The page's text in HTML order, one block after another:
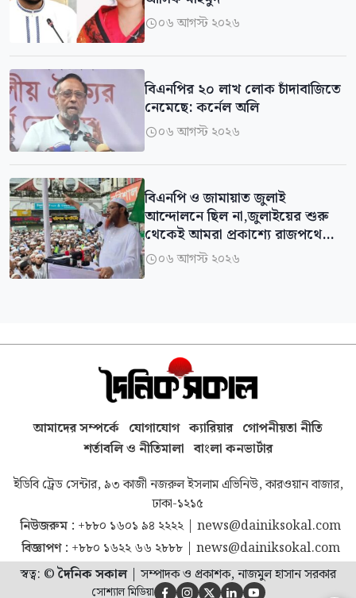
০৬ আগস্ট ২০২৬
বিএনপির ২০ লাখ লোক চাঁদাবাজিতে
নেমেছে: কর্নেল অলি
০৬ আগস্ট ২০২৬
বিএনপি ও জামায়াত জুলাই
আন্দোলনে ছিল না,জুলাইয়ের শুরু
থেকেই আমরা প্রকাশ্যে রাজপথে
ছিলাম: ফয়জুল করীম
০৬ আগস্ট ২০২৬
আমাদের সম্পর্কে যোগাযোগ ক্যারিয়ার গোপনীয়তা নীতি
শর্তাবলি ও নীতিমালা বাংলা কনভার্টার
ইডিবি ট্রেড সেন্টার, ৯৩ কাজী নজরুল ইসলাম এভিনিউ, কারওয়ান বাজার,
ঢাকা-১২১৫
নিউজরুম : +৮৮০ ১৬০১ ৯৪ ২২২২| news@dainiksokal.com
বিজ্ঞাপণ : +৮৮০ ১৬২২ ৬৬ ২৮৮৮| news@dainiksokal.com
স্বত্ব: ©দৈনিক সকাল| সম্পাদক ও প্রকাশক, নাজমুল হাসান সরকার
সোশ্যাল মিডিয়া     